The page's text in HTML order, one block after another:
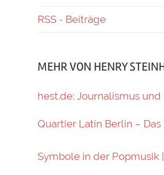
RSS - Beiträge
MEHR VON HENRY
hest.de: Journalismus
Quartier Latin Berlin – Das
Symbole in der Popmusik